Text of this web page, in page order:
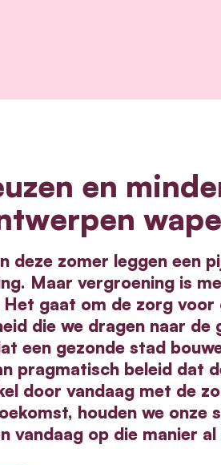
en
deze zomer leggen een
Maar vergroening is
gaat om de zorg voor
die we dragen naar de
een gezonde stad
pragmatisch beleid dat
door vandaag met de
houden we onze
vandaag op die manier